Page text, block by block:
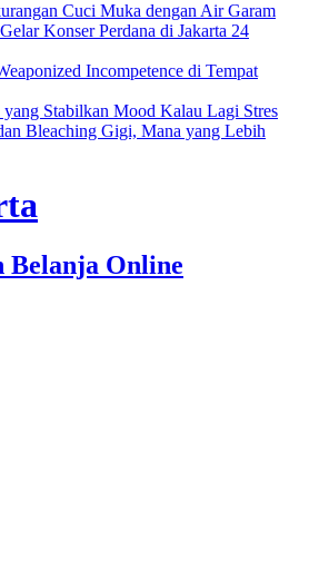
Cuci Muka dengan Air Garam
Konser Perdana di Jakarta 24
Incompetence di Tempat
Stabilkan Mood Kalau Lagi Stres
Bleaching Gigi, Mana yang Lebih
Belanja Online